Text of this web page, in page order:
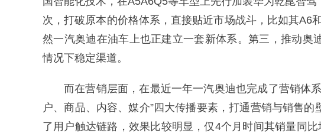
次，打破原本的价格体系，直接贴近市场战斗，比如其A6
然一汽奥迪在油车上也正建立一套新体系。第三，推动奥
情况下稳定渠道。
而在营销层面，在最近一年一汽奥迪也完成了营销
户、商品、内容、媒介”四大传播要素，打通营销与销售
了用户触达链路，效果比较明显，仅4个月时间其销量同